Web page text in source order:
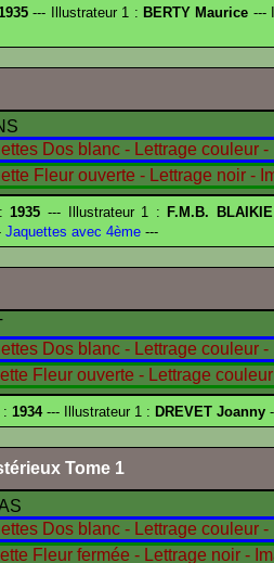
--- Illustrateur 1 : BERTY Maurice ---
:1935 --- Illustrateur 1 : F.M.B.
Jaquettes avec 4ème ---
: 1934--- Illustrateur 1 : DREVET Joanny
Tome 1